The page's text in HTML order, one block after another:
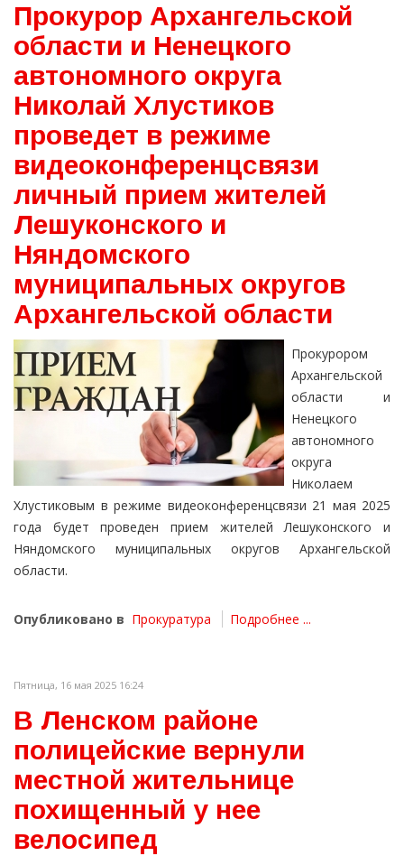
Прокурор Архангельской
области и Ненецкого
автономного округа
Николай Хлустиков
проведет в режиме
видеоконференцсвязи
личный прием жителей
Лешуконского и
Няндомского
муниципальных округов
Архангельской области
Прокурором
Архангельской
области и
Ненецкого
автономного
округа
Николаем
Хлустиковым в режиме видеоконференцсвязи 21 мая 2025
года будет проведен прием жителей Лешуконского и
Няндомского муниципальных округов Архангельской
области.
Опубликовано в Прокуратура Подробнее ...
Пятница, 16 мая 2025 16:24
В Ленском районе
полицейские вернули
местной жительнице
похищенный у нее
велосипед